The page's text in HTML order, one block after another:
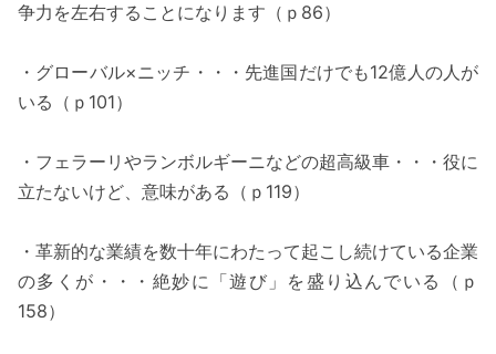
争力を左右することになります（ｐ86）
・グローバル×ニッチ・・・先進国だけでも12億人の人が
いる（ｐ101）
・フェラーリやランボルギーニなどの超高級車・・・役に
立たないけど、意味がある（ｐ119）
・革新的な業績を数十年にわたって起こし続けている企業
の多くが・・・絶妙に「遊び」を盛り込んでいる（ｐ
158）